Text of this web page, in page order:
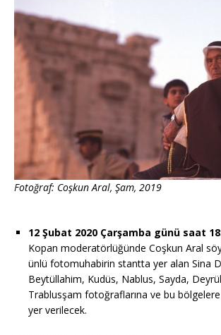
Fotoğraf: Coşkun Aral, Şam, 2019​
12 Şubat 2020 Çarşamba günü saat
Kopan moderatörlüğünde Coşkun Aral
ünlü fotomuhabirin stantta yer alan Sina
Beytüllahim, Kudüs, Nablus, Sayda,
Trablusşam fotoğraflarına ve bu
yer verilecek.